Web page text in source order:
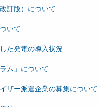
訂版）について
いて
た発電の導入状況
ム」について
ザー派遣企業の募集について